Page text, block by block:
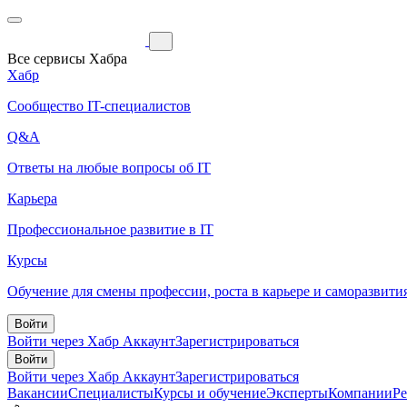
Все сервисы Хабра
Хабр
Сообщество IT-специалистов
Q&A
Ответы на любые вопросы об IT
Карьера
Профессиональное развитие в IT
Курсы
Обучение для смены профессии, роста в карьере и
Войти
Войти через Хабр АккаунтЗарегистрироваться
Войти
Войти через Хабр АккаунтЗарегистрироваться
ВакансииСпециалистыКурсы и обучениеЭкспертыКомпании